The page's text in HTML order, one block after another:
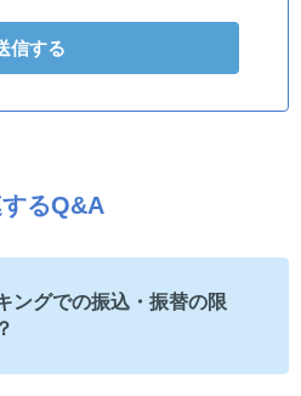
するQ&A
ングでの振込・振替の限